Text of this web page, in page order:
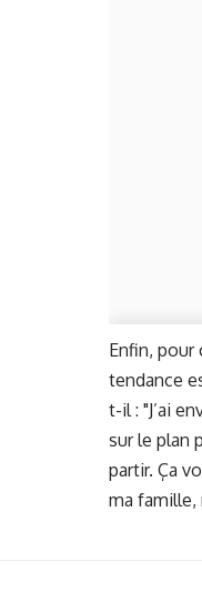
Enfin, pour
tendance
t-il : "J’ai
sur le plan
partir. Ça
ma famille,